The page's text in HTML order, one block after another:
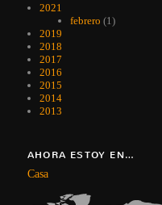
2021
febrero (1)
2019
2018
2017
2016
2015
2014
2013
AHORA ESTOY EN…
Casa